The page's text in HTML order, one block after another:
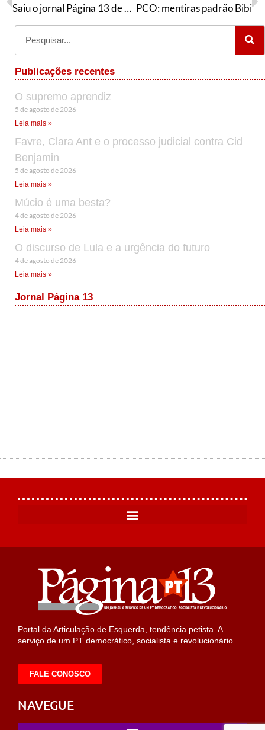
Saiu o jornal Página 13 de setembro PCO: mentiras padrão Bibi
Publicações recentes
O supremo aprendiz
5 de agosto de 2026
Leia mais »
Favre, Clara Ant e o processo judicial contra Cid
Benjamin
5 de agosto de 2026
Leia mais »
Múcio é uma besta?
4 de agosto de 2026
Leia mais »
O discurso de Lula e a urgência do futuro
4 de agosto de 2026
Leia mais »
Jornal Página 13
Portal da Articulação de Esquerda, tendência petista. A
serviço de um PT democrático, socialista e revolucionário.
FALE CONOSCO
NAVEGUE